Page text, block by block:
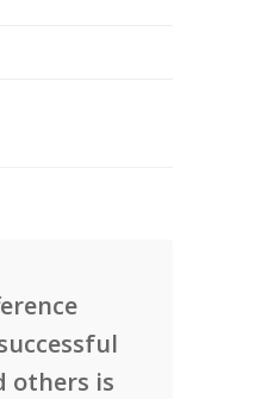
others is